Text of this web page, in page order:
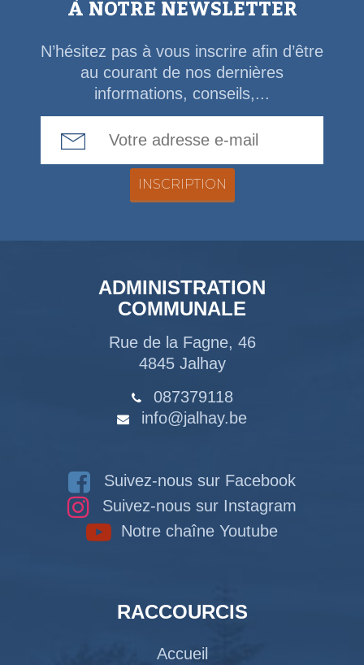
À NOTRE NEWSLETTER
N’hésitez pas à vous inscrire afin d’être
au courant de nos dernières
informations, conseils,...
ADMINISTRATION
COMMUNALE
Rue de la Fagne, 46
4845 Jalhay
087379118
info@jalhay.be
Suivez-nous sur Facebook
Suivez-nous sur Instagram
Notre chaîne Youtube
RACCOURCIS
Accueil